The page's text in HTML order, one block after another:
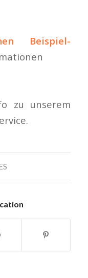
Beispiel-
zu unserem